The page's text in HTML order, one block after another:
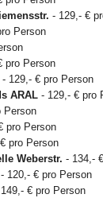
- 129,- €
Person
pro Person
- 129,- € pro Person
ARAL - 129,- € pro
Person
pro Person
pro Person
Weberstr. - 134,-
120,- € pro Person
€ pro Person